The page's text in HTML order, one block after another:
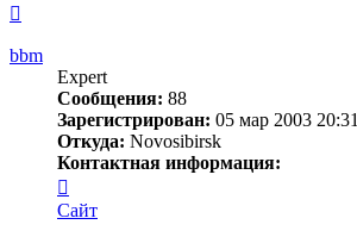
началу
bbm
Expert
Сообщения: 88
Зарегистрирован: 05 мар 2003 20:31
Откуда: Novosibirsk
Контактная информация:
информация
пользователя
Сайт